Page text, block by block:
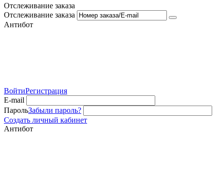
Отслеживание заказа
Отслеживание заказа
Антибот
ВойтиРегистрация
E-mail
ПарольЗабыли пароль?
Создать личный кабинет
Антибот